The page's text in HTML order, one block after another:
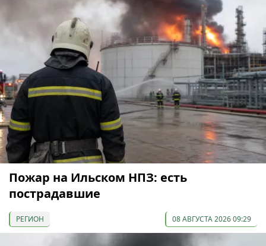
Пожар на Ильском НПЗ: есть
пострадавшие
РЕГИОН 08 АВГУСТА 2026 09:29